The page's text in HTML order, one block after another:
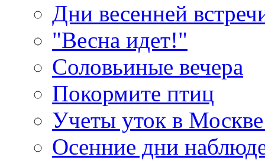
Дни весенней
"Весна идет!"
Соловьиные вечера
Покормите птиц
Учеты уток в
Осенние дни